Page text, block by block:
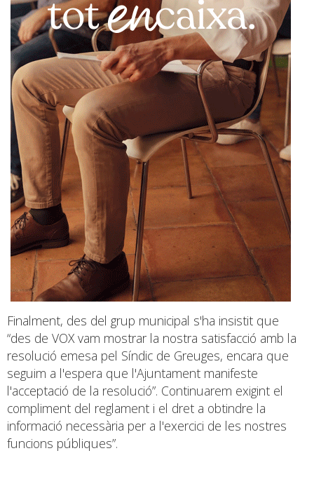
Finalment, des del grup municipal s'ha insistit que
“des de VOX vam mostrar la nostra satisfacció amb la
resolució emesa pel Síndic de Greuges, encara que
seguim a l'espera que l'Ajuntament manifeste
l'acceptació de la resolució”. Continuarem exigint el
compliment del reglament i el dret a obtindre la
informació necessària per a l'exercici de les nostres
funcions públiques”.